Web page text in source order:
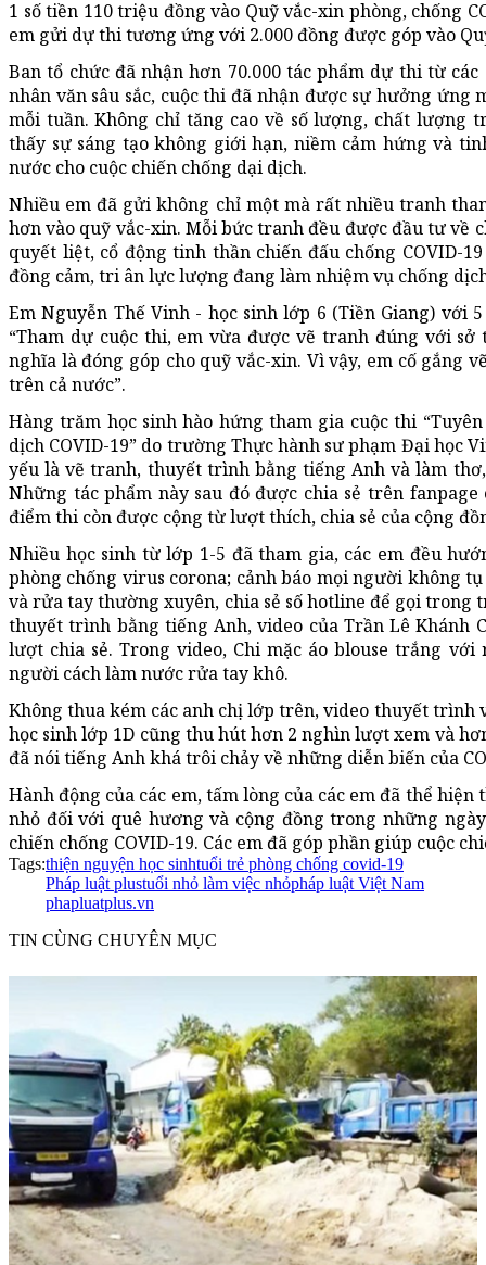
1 số tiền 110 triệu đồng vào Quỹ vắc-xin phòng, chống
em gửi dự thi tương ứng với 2.000 đồng được góp vào
Ban tổ chức đã nhận hơn 70.000 tác phẩm dự thi từ
nhân văn sâu sắc, cuộc thi đã nhận được sự hưởng ứng
mỗi tuần. Không chỉ tăng cao về số lượng, chất lượng
thấy sự sáng tạo không giới hạn, niềm cảm hứng và
nước cho cuộc chiến chống dại dịch.
Nhiều em đã gửi không chỉ một mà rất nhiều tranh
hơn vào quỹ vắc-xin. Mỗi bức tranh đều được đầu tư về
quyết liệt, cổ động tinh thần chiến đấu chống COVID-
đồng cảm, tri ân lực lượng đang làm nhiệm vụ chống
Em Nguyễn Thế Vinh - học sinh lớp 6 (Tiền Giang) với
“Tham dự cuộc thi, em vừa được vẽ tranh đúng với
nghĩa là đóng góp cho quỹ vắc-xin. Vì vậy, em cố gắng
trên cả nước”.
Hàng trăm học sinh hào hứng tham gia cuộc thi
dịch COVID-19” do trường Thực hành sư phạm Đại học
yếu là vẽ tranh, thuyết trình bằng tiếng Anh và làm
Những tác phẩm này sau đó được chia sẻ trên
điểm thi còn được cộng từ lượt thích, chia sẻ của cộng
Nhiều học sinh từ lớp 1-5 đã tham gia, các em đều
phòng chống virus corona; cảnh báo mọi người không
và rửa tay thường xuyên, chia sẻ số hotline để gọi
thuyết trình bằng tiếng Anh, video của Trần Lê Khánh
lượt chia sẻ. Trong video, Chi mặc áo blouse trắng
người cách làm nước rửa tay khô.
Không thua kém các anh chị lớp trên, video thuyết trình
học sinh lớp 1D cũng thu hút hơn 2 nghìn lượt xem và
đã nói tiếng Anh khá trôi chảy về những diễn biến của
Hành động của các em, tấm lòng của các em đã thể
nhỏ đối với quê hương và cộng đồng trong những
chiến chống COVID-19. Các em đã góp phần giúp cuộc
Tags:thiện nguyện học sinhtuổi trẻ phòng chống covid-19
Pháp luật plustuổi nhỏ làm việc nhỏpháp luật Việt Nam
phapluatplus.vn
TIN CÙNG CHUYÊN MỤC